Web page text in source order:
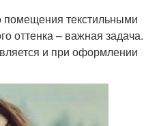
текстильными
оттенка – важная задача.
и при оформлении